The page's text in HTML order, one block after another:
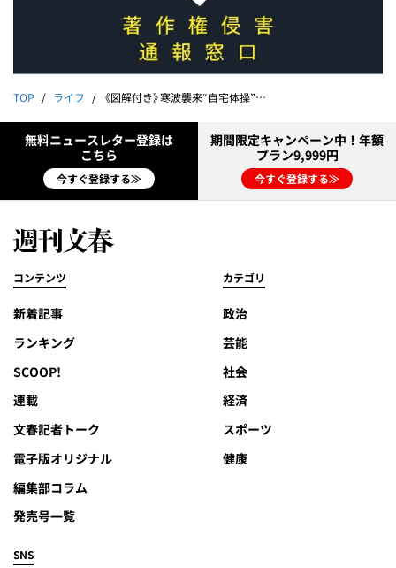
TOP ライフ 《図解付き》寒波襲来“自宅体操”でひざ痛、腰痛に克つ！
無料ニュースレター登録は
こちら
今すぐ登録する≫
期間限定キャンペーン中！年額
プラン9,999円
今すぐ登録する≫
コンテンツ
新着記事
ランキング
SCOOP!
連載
文春記者トーク
電子版オリジナル
編集部コラム
発売号一覧
カテゴリ
政治
芸能
社会
経済
スポーツ
健康
SNS